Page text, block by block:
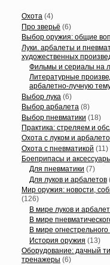
Охота (4)
Про зверьё (6)
Выбор оружия: общие
Луки. арбалеты и
художественных
Фильмы и сериалы на
Литературные
арбалетно-лучную
Выбор лука (6)
Выбор арбалета (8)
Выбор пневматики (18)
Практика: стреляем и
Охота с луком и
Охота с пневматикой (11)
Боеприпасы и
Для пневматики (7)
Для луков и арбалетов
Мир оружия: новости,
(126)
В мире луков и
В мире
В мире
История оружия (13)
Оборудование: дачный
тренажеры (6)